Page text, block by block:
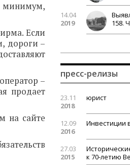
минимум,
Если
дороги –
–
продает
на сайте
14.04
2019
158.
пресс-релизы
23.11
2018
юрист
12.09
2016
Инвестиции
27.03
2015
к 70-летию